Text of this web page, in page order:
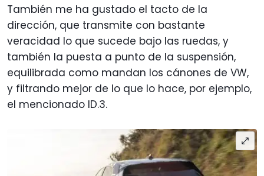
También me ha gustado el tacto de la
dirección, que transmite con bastante
veracidad lo que sucede bajo las ruedas, y
también la puesta a punto de la suspensión,
equilibrada como mandan los cánones de VW,
y filtrando mejor de lo que lo hace, por ejemplo,
el mencionado ID.3.